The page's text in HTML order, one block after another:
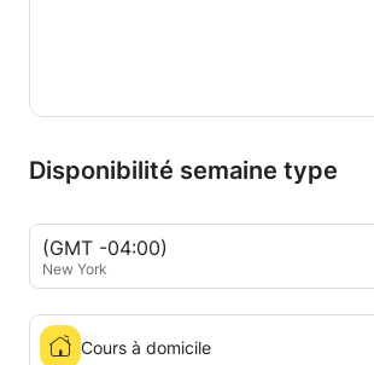
Disponibilité semaine type
(GMT -04:00)
New York
Cours à domicile